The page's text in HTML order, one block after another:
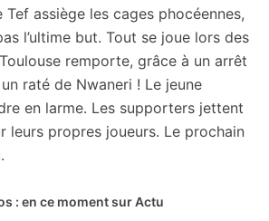
Tef assiège les cages phocéennes,
l’ultime but. Tout se joue lors des
remporte, grâce à un arrêt
raté de Nwaneri ! Le jeune
en larme. Les supporters jettent
leurs propres joueurs. Le prochain
: en ce moment sur Actu